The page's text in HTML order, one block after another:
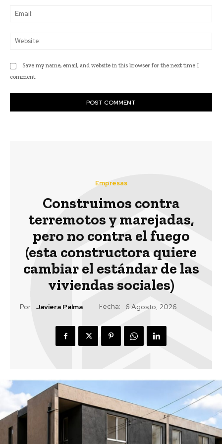
Save my name, email, and website in this browser for the next time I
comment.